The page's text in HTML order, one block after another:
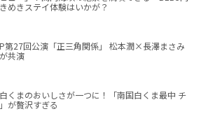
めきステイ体験はいかが？
第27回公演「正三角関係」 松本潤×長澤まさみ
共演
くまのおいしさが一つに！「南国白くま最中 チ
が贅沢すぎる